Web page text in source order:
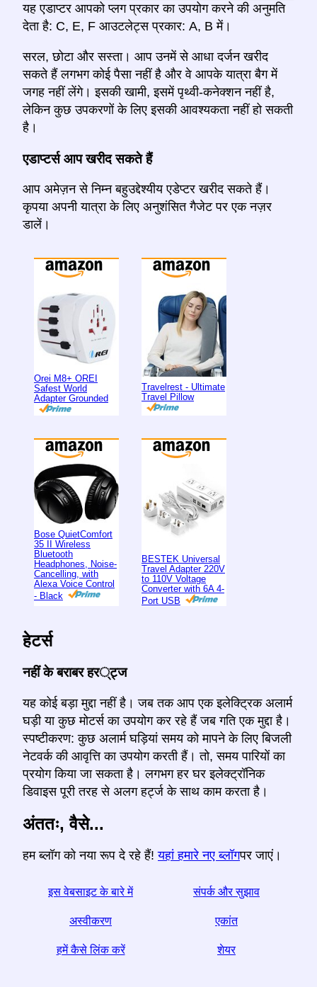
यह एडाप्टर आपको प्लग प्रकार का उपयोग करने की अनुमति
देता है: C, E, F आउटलेट्स प्रकार: A, B में।
सरल, छोटा और सस्ता। आप उनमें से आधा दर्जन खरीद
सकते हैं लगभग कोई पैसा नहीं है और वे आपके यात्रा बैग में
जगह नहीं लेंगे। इसकी खामी, इसमें पृथ्वी-कनेक्शन नहीं है,
लेकिन कुछ उपकरणों के लिए इसकी आवश्यकता नहीं हो सकती
है।
एडाप्टर्स आप खरीद सकते हैं
आप अमेज़न से निम्न बहुउद्देश्यीय एडेप्टर खरीद सकते हैं।
कृपया अपनी यात्रा के लिए अनुशंसित गैजेट पर एक नज़र
डालें।
Orei M8+ OREI
Safest World
Adapter Grounded
Travelrest - Ultimate
Travel Pillow
Bose QuietComfort
35 II Wireless
Bluetooth
Headphones, Noise-
Cancelling, with
Alexa Voice Control
- Black
BESTEK Universal
Travel Adapter 220V
to 110V Voltage
Converter with 6A 4-
Port USB
हेटर्स
नहीं के बराबर हर्ट्ज
यह कोई बड़ा मुद्दा नहीं है। जब तक आप एक इलेक्ट्रिक अलार्म
घड़ी या कुछ मोटर्स का उपयोग कर रहे हैं जब गति एक मुद्दा है।
स्पष्टीकरण: कुछ अलार्म घड़ियां समय को मापने के लिए बिजली
नेटवर्क की आवृत्ति का उपयोग करती हैं। तो, समय पारियों का
प्रयोग किया जा सकता है। लगभग हर घर इलेक्ट्रॉनिक
डिवाइस पूरी तरह से अलग हर्ट्ज के साथ काम करता है।
अंततः, वैसे...
हम ब्लॉग को नया रूप दे रहे हैं!यहां हमारे नए ब्लॉगपर जाएं।
इस वेबसाइट के बारे में संपर्क और सुझाव
अस्वीकरण एकांत
हमें कैसे लिंक करें शेयर